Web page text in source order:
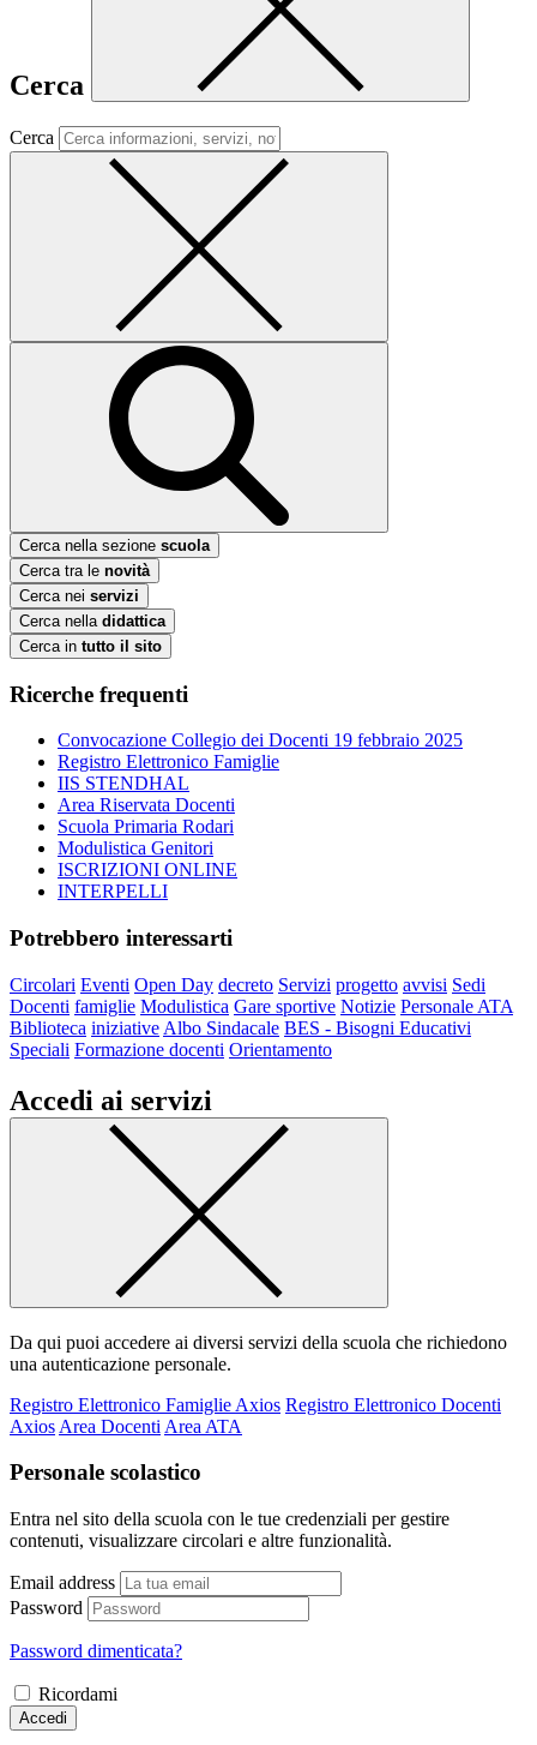
Cerca
Cerca
Cerca nella sezione scuola
Cerca tra le novità
Cerca nei servizi
Cerca nella didattica
Cerca in tutto il sito
Ricerche frequenti
Convocazione Collegio dei Docenti 19 febbraio 2025
Registro Elettronico Famiglie
IIS STENDHAL
Area Riservata Docenti
Scuola Primaria Rodari
Modulistica Genitori
ISCRIZIONI ONLINE
INTERPELLI
Potrebbero interessarti
Circolari Eventi Open Day decreto Servizi progetto avvisi Sedi
Docenti famiglie Modulistica Gare sportive Notizie Personale ATA
Biblioteca iniziative Albo Sindacale BES - Bisogni Educativi
Speciali Formazione docenti Orientamento
Accedi ai servizi
Da qui puoi accedere ai diversi servizi della scuola che richiedono
una autenticazione personale.
Registro Elettronico Famiglie Axios Registro Elettronico Docenti
Axios Area Docenti Area ATA
Personale scolastico
Entra nel sito della scuola con le tue credenziali per gestire
contenuti, visualizzare circolari e altre funzionalità.
Email address
Password
Password dimenticata?
Ricordami
Accedi